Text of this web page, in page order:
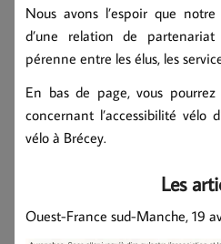
Nous avons l’espoir que
d’une relation de
pérenne entre les élus, les
En bas de page, vous
concernant l’accessibilité
vélo à Brécey.
Les
Ouest-France sud-Manche, 19